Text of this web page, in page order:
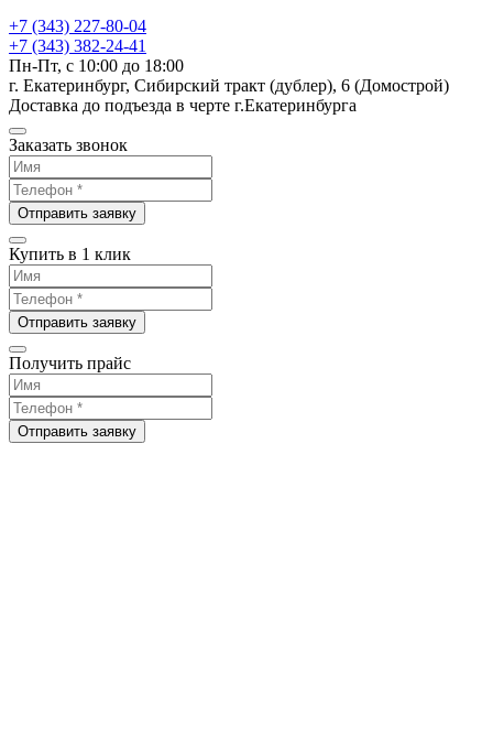
+7 (343) 227-80-04
+7 (343) 382-24-41
Пн-Пт, с 10:00 до 18:00
г. Екатеринбург, Сибирский тракт (дублер), 6 (Домострой)
Доставка до подъезда в черте г.Екатеринбурга
Заказать звонок
Отправить заявку
Купить в 1 клик
Отправить заявку
Получить прайс
Отправить заявку